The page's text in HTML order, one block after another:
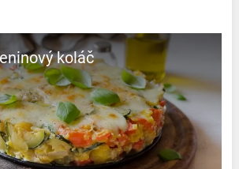
koláč